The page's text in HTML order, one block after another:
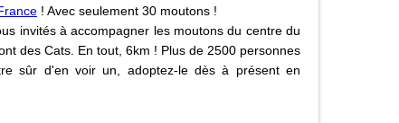
! Avec seulement 30 moutons !
invités à accompagner les moutons du centre du
des Cats. En tout, 6km ! Plus de 2500 personnes
sûr d'en voir un, adoptez-le dès à présent en